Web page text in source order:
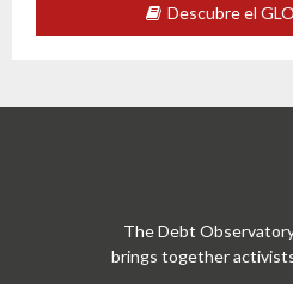
Descubre el
The Debt
brings together